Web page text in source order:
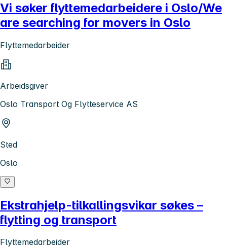
Vi søker flyttemedarbeidere i Oslo/We
are searching for movers in Oslo
Flyttemedarbeider
Arbeidsgiver
Oslo Transport Og Flytteservice AS
Sted
Oslo
Ekstrahjelp-tilkallingsvikar søkes –
flytting og transport
Flyttemedarbeider